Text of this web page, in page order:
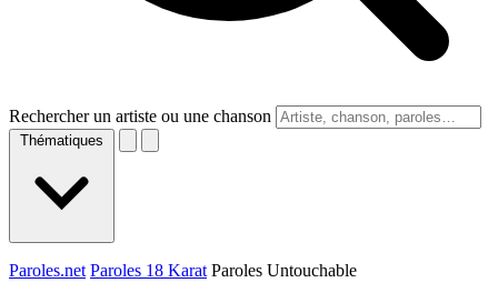
Rechercher un artiste ou une chanson
Thématiques
Paroles.net Paroles 18 Karat Paroles Untouchable